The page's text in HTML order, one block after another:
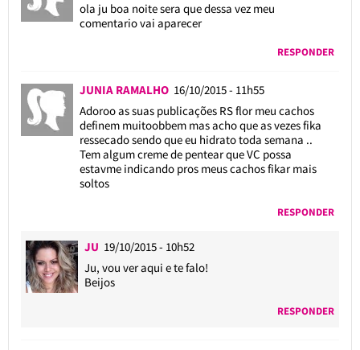
ola ju boa noite sera que dessa vez meu
comentario vai aparecer
RESPONDER
JUNIA RAMALHO 16/10/2015 - 11h55
Adoroo as suas publicações RS flor meu cachos
definem muitoobbem mas acho que as vezes fika
ressecado sendo que eu hidrato toda semana ..
Tem algum creme de pentear que VC possa
estavme indicando pros meus cachos fikar mais
soltos
RESPONDER
JU 19/10/2015 - 10h52
Ju, vou ver aqui e te falo!
Beijos
RESPONDER